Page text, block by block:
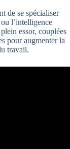
de se spécialiser
l’intelligence
essor, couplées
pour augmenter la
travail.